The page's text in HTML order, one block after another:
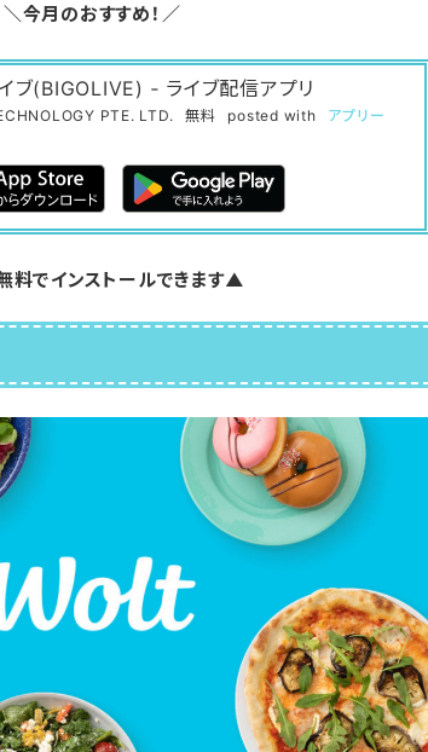
＼今月のおすすめ！／
ブ(BIGOLIVE) ‐ ライブ配信アプリ
PTE. LTD. 無料 posted with
アプリー
料でインストールできます▲